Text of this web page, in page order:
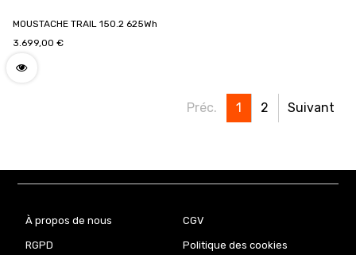
MOUSTACHE TRAIL 150.2 625Wh
3.699,00 €
Préc. 1 2 Suivant
À propos de nous CGV
RGPD Politique des cookies